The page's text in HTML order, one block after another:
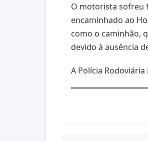
O motorista sofreu
encaminhado ao
como o caminhão,
devido à ausência
A Polícia